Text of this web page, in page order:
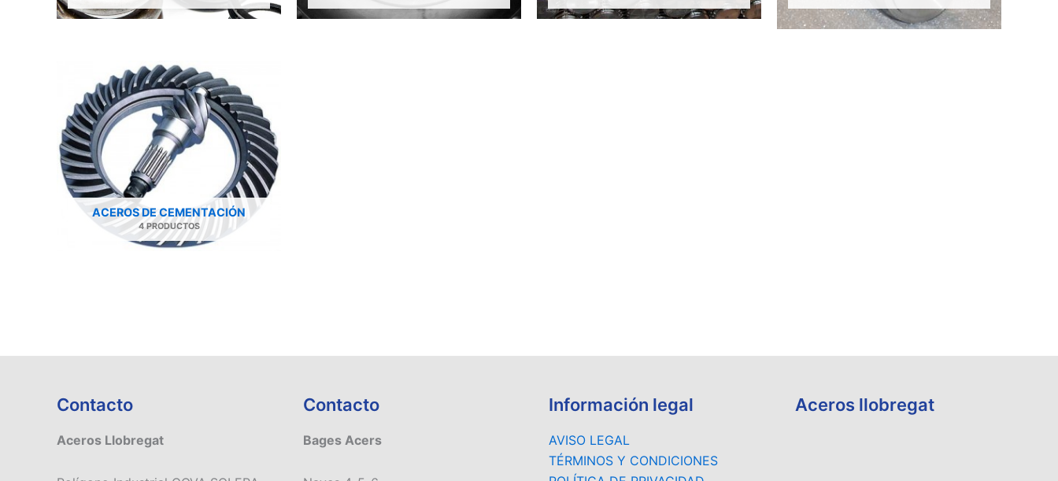
ACEROS DE CEMENTACIÓN
4 PRODUCTOS
Contacto
Aceros Llobregat
Contacto
Bages Acers
Información legal
AVISO LEGAL
TÉRMINOS Y CONDICIONES
Aceros llobregat